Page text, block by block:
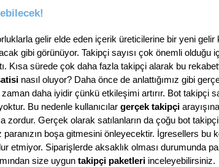
gelir elde eden içerik üreticilerine bir yeni gelir
gibi görünüyor. Takipçi sayısı çok önemli olduğu
Kısa sürede çok daha fazla takipçi alarak bu
nasıl oluyor? Daha önce de anlattığımız gibi
daha iyidir çünkü etkileşimi artırır. Bot takipçi
Bu nedenle kullanıcılar gerçek takipçi
Gerçek olarak satılanların da çoğu bot
boşa gitmesini önleyecektir. İgresellers bu
etmiyor. Siparişlerde aksaklık olması durumunda
size uygun takipçi paketleri inceleyebilirsiniz.